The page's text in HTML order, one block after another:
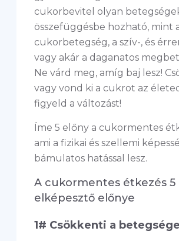
cukorbevitel olyan
összefüggésbe hozható, mint
cukorbetegség, a szív-, és
vagy akár a daganatos
Ne várd meg, amíg baj lesz!
vagy vond ki a cukrot az
figyeld a változást!
Íme 5 előny a cukormentes
ami a fizikai és szellemi
bámulatos hatással lesz.
A cukormentes étkezés 5
elképesztő előnye
1# Csökkenti a